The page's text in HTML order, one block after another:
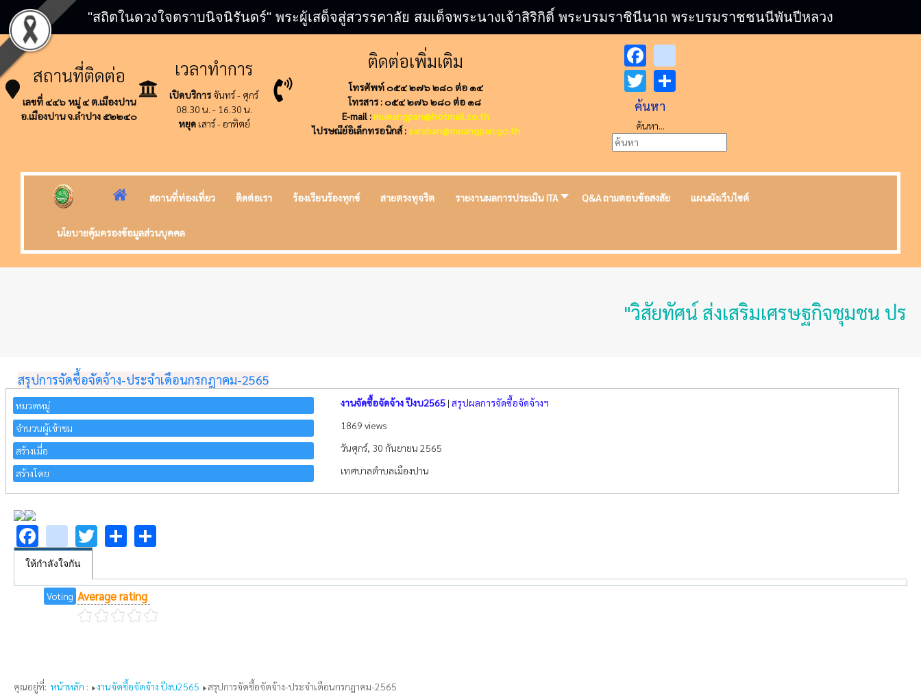
"สถิตในดวงใจตราบนิจนิรันดร์" พระผู้เสด็จสู่สวรรคาลัย สมเด็จพระนางเจ้าสิริกิติ์ พระบรมราชินีนาถ พระบรมราชชนนีพันปีหลวง
สถานที่ติดต่อ
เลขที่ ๔๔๖ หมู่ ๔ ต.เมืองปาน
อ.เมืองปาน จ.ลำปาง ๕๒๒๔๐
เวลาทำการ
เปิดบริการจันทร์ - ศุกร์
08.30 น. - 16.30 น.
หยุดเสาร์ - อาทิตย์
ติดต่อเพิ่มเติม
โทรศัพท์ ๐๕๔ ๒๗๖ ๒๘๐ ต่อ ๑๔
โทรสาร : ๐๕๔ ๒๗๖ ๒๘๐ ต่อ ๑๘
E-mail :mueangpan@hotmail.co.th
ไปรษณีย์อิเล็กทรอนิกส์ : saraban@muangpan.go.th
Facebook
Twitter
ค้นหา
ค้นหา...
สถานที่ท่องเที่ยว ติดต่อเรา ร้องเรียนร้องทุกข์ สายตรงทุจริต รายงานผลการประเมิน ITA Q&A ถามตอบข้อสงสัย แผนผังเว็บไซต์
นโยบายคุ้มครองข้อมูลส่วนบุคคล
"วิสัยทัศน์ ส่งเสริมเศรษฐกิจชุมชน ประช
สรุปการจัดซื้อจัดจ้าง-ประจำเดือนกรกฎาคม-2565
หมวดหมู่ งานจัดซื้อจัดจ้าง ปีงบ2565 |สรุปผลการจัดซื้อจัดจ้างฯ
จำนวนผู้เข้าชม 1869 views
สร้างเมื่อ วันศุกร์, 30 กันยายน 2565
สร้างโดย เทศบาลตำบลเมืองปาน
Facebook
youtube
Twitter
Share
ให้กำลังใจกัน
Voting Average rating
คุณอยู่ที่: หน้าหลัก : งานจัดซื้อจัดจ้าง ปีงบ2565 สรุปการจัดซื้อจัดจ้าง-ประจำเดือนกรกฎาคม-2565